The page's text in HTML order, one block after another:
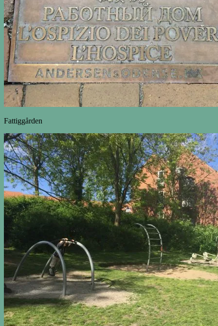
Fattiggården